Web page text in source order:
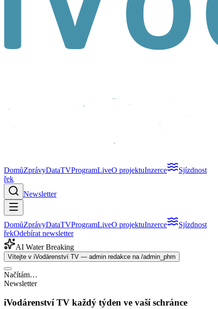
DomůZprávyDataTVProgramLiveO projektuInzerce
Sjízdnost
řek
Newsletter
DomůZprávyDataTVProgramLiveO projektuInzerce
Sjízdnost
řekOdebírat newsletter
AI Water Breaking
Vítejte v iVodárenství TV — admin redakce na /admin_phm
Načítám…
Newsletter
iVodárenství TV každý týden ve vaší schránce